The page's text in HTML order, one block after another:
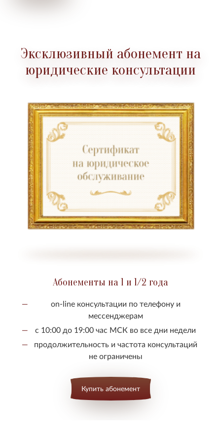
Эксклюзивный абонемент на
юридические консультации
Абонементы на 1 и 1/2 года
on-line консультации по телефону и
мессенджерам
с 10:00 до 19:00 час МСК во все дни недели
продолжительность и частота консультаций
не ограничены
Купить абонемент